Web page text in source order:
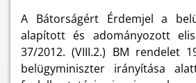
A Bátorságért Érdemjel a
alapított és adományozott
37/2012. (VIII.2.) BM rendelet
belügyminiszter irányítása